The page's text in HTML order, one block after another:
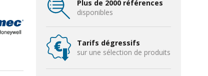
Plus de 2000 références
disponibles
Tarifs dégressifs
sur une sélection de produits